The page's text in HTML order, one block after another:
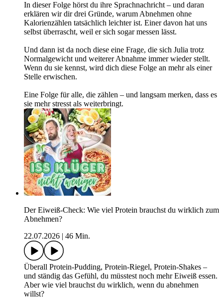
In dieser Folge hörst du ihre Sprachnachricht – und daran
erklären wir dir drei Gründe, warum Abnehmen ohne
Kalorienzählen tatsächlich leichter ist. Einer davon hat uns
selbst überrascht, weil er sich sogar messen lässt.
Und dann ist da noch diese eine Frage, die sich Julia trotz
Normalgewicht und weiterer Abnahme immer wieder stellt.
Wenn du sie kennst, wird dich diese Folge an mehr als einer
Stelle erwischen.
Eine Folge für alle, die zählen – und langsam merken, dass es
sie mehr stresst als weiterbringt.
Der Eiweiß-Check: Wie viel Protein brauchst du wirklich zum
Abnehmen?
22.07.2026
46 Min.
Überall Protein-Pudding, Protein-Riegel, Protein-Shakes –
und ständig das Gefühl, du müsstest noch mehr Eiweiß essen.
Aber wie viel brauchst du wirklich, wenn du abnehmen
willst?